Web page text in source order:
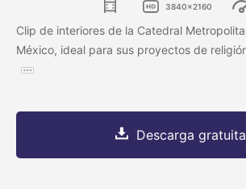
3840x2160
Clip de interiores de la Catedral
México, ideal para sus proyectos de
Descarga gratuita